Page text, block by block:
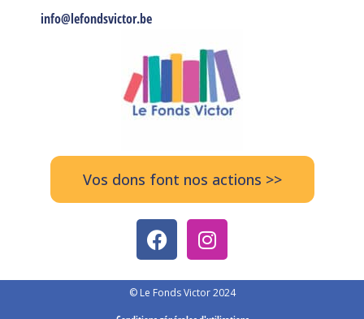
info@lefondsvictor.be
Vos dons font nos actions >>
© Le Fonds Victor 2024